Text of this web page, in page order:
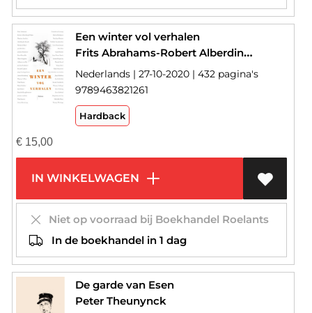
Een winter vol verhalen
Frits Abrahams-Robert Alberdingk Thijm-Maarten Asscher-Abdelkader Benali-Merijn de Boer-Jan Brokken-Peter Buwalda-Jeroen Brouwers-Thera Coppens-Adriaan van Dis-Jessica Durlacher-Maarten 't Hart-Wim Hazeu-Maria Heiden-Bas Heijne-Daniela Hooghiemstra-Ronald Giphart-Jaap Goedegebuure-Arnon Grunberg-Jeroen van Kan-Wim Kayzer-Anton Korteweg-Gerard van Lennep-Marita Mathijsen-Nicolaas Matsier-Nelleke Noordervliet-Cees Nooteboom-Max Pam-Carel Peeters-Jean Pierre Rawie-Jannie Regnerus-Wanda Reisel-Mark Schaevers-Gijs Scholten van Aschat-Jaap Scholten-Jan Siebelink-Rosita Steenbeek-Kees Verheul-Thomas Verbogt-Ben Verbong-Marjoleine de Vos-Mathilde Waye-Tommy Wieringa
Nederlands | 27-10-2020 | 432 pagina's
9789463821261
Hardback
€15,00
IN WINKELWAGEN
Niet op voorraad bij Boekhandel Roelants
In de boekhandel in 1 dag
De garde van Esen
Peter Theunynck